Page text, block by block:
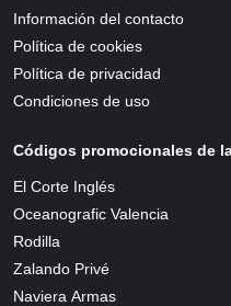
Información del contacto
Política de cookies
Política de privacidad
Condiciones de uso
Códigos promocionales de
El Corte Inglés
Oceanografic Valencia
Rodilla
Zalando Privé
Naviera Armas